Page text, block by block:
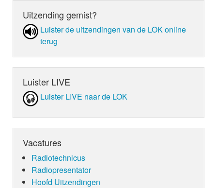
Uitzending gemist?
Luister de uit­zen­din­gen van de LOK online
terug
Luister LIVE
Luister LIVE naar de LOK
Vacatures
Radiotechnicus
Radiopresentator
Hoofd Uitzendingen